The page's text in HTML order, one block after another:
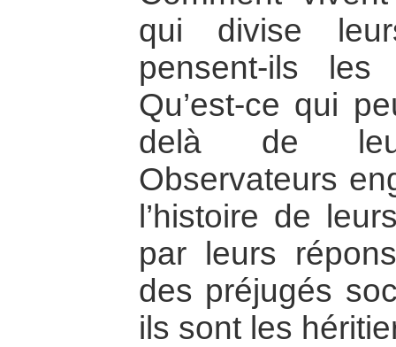
qui divise
pensent-ils
Qu’est-ce qui
delà de
Observateurs
l’histoire de
par leurs
des préjugés
ils sont les